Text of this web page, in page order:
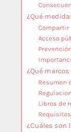
¿Qué
Compartir
Acceso
¿Qué
Resumen
Libros de
¿Cuáles son